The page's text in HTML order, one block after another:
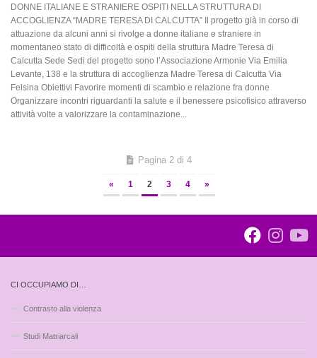
DONNE ITALIANE E STRANIERE OSPITI NELLA STRUTTURA DI
ACCOGLIENZA “MADRE TERESA DI CALCUTTA” Il progetto già in corso di
attuazione da alcuni anni si rivolge a donne italiane e straniere in
momentaneo stato di difficoltà e ospiti della struttura Madre Teresa di
Calcutta Sede Sedi del progetto sono l’Associazione Armonie Via Emilia
Levante, 138 e la struttura di accoglienza Madre Teresa di Calcutta Via
Felsina Obiettivi Favorire momenti di scambio e relazione fra donne
Organizzare incontri riguardanti la salute e il benessere psicofisico attraverso
attività volte a valorizzare la contaminazione...
Pagina 2 di 4
« 1 2 3 4 »
CI OCCUPIAMO DI…
Contrasto alla violenza
Studi Matriarcali